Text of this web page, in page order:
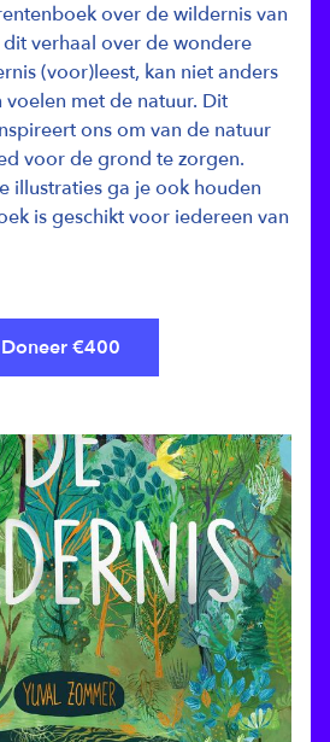
over de wildernis van
verhaal over de wondere
(voor)leest, kan niet anders
met de natuur. Dit
ons om van de natuur
voor de grond te zorgen.
illustraties ga je ook houden
is geschikt voor iedereen van
Doneer €400